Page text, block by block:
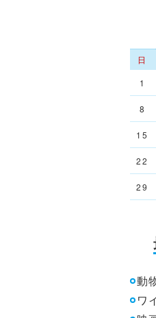
日
1
8
15
22
29
動
ワ